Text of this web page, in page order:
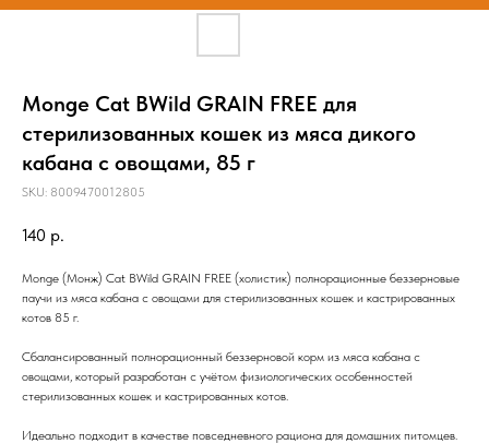
Monge Cat BWild GRAIN FREE для
стерилизованных кошек из мяса дикого
кабана с овощами, 85 г
SKU: 8009470012805
140 р.
Monge (Монж) Cat BWild GRAIN FREE (холистик) полнорационные беззерновые
паучи из мяса кабана с овощами для стерилизованных кошек и кастрированных
котов 85 г.
Сбалансированный полнорационный беззерновой корм из мяса кабана с
овощами, который разработан с учётом физиологических особенностей
стерилизованных кошек и кастрированных котов.
Идеально подходит в качестве повседневного рациона для домашних питомцев.